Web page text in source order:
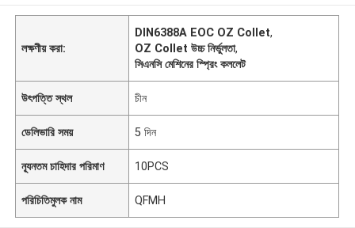
লক্ষণীয় করা:
DIN6388A EOC OZ Collet,
OZ Collet উচ্চ নির্ভুলতা,
সিএনসি মেশিনের স্প্রিং কললেট
উৎপত্তি স্থল চীন
ডেলিভারি সময় 5 দিন
ন্যূনতম চাহিদার পরিমাণ 10PCS
পরিচিতিমুলক নাম QFMH